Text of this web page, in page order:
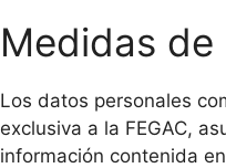
Medidas
Los datos personales
exclusiva a la FEGAC,
información contenida